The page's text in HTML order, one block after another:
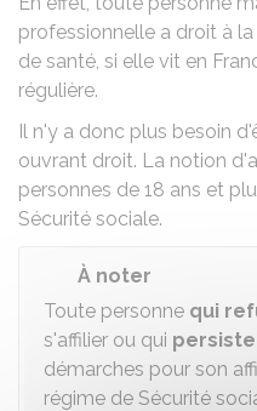
professionnelle a droit à
de santé, si elle vit en
régulière.
Il n'y a donc plus besoin
ouvrant droit. La notion
personnes de 18 ans et
Sécurité sociale.
À noter
Toute personne qui
s'affilier ou qui
démarches pour son
régime de Sécurité